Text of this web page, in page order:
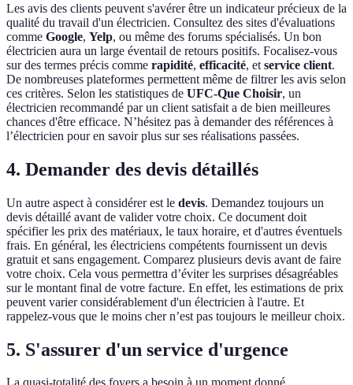
Les avis des clients peuvent s'avérer être un indicateur précieux de la
qualité du travail d'un électricien. Consultez des sites d'évaluations
comme Google, Yelp, ou même des forums spécialisés. Un bon
électricien aura un large éventail de retours positifs. Focalisez-vous
sur des termes précis comme rapidité, efficacité, et service client.
De nombreuses plateformes permettent même de filtrer les avis selon
ces critères. Selon les statistiques de UFC-Que Choisir, un
électricien recommandé par un client satisfait a de bien meilleures
chances d'être efficace. N’hésitez pas à demander des références à
l’électricien pour en savoir plus sur ses réalisations passées.
4. Demander des devis détaillés
Un autre aspect à considérer est le devis. Demandez toujours un
devis détaillé avant de valider votre choix. Ce document doit
spécifier les prix des matériaux, le taux horaire, et d'autres éventuels
frais. En général, les électriciens compétents fournissent un devis
gratuit et sans engagement. Comparez plusieurs devis avant de faire
votre choix. Cela vous permettra d’éviter les surprises désagréables
sur le montant final de votre facture. En effet, les estimations de prix
peuvent varier considérablement d'un électricien à l'autre. Et
rappelez-vous que le moins cher n’est pas toujours le meilleur choix.
5. S'assurer d'un service d'urgence